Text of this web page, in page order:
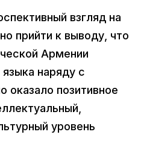
взгляд на
прийти к выводу, что
Армении
наряду с
оказало позитивное
уровень